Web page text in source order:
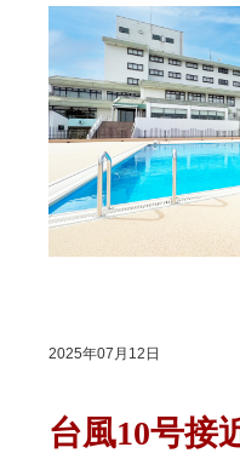
2025年07月12日
台風10号接